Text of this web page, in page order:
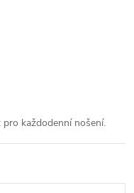
každodenní nošení.